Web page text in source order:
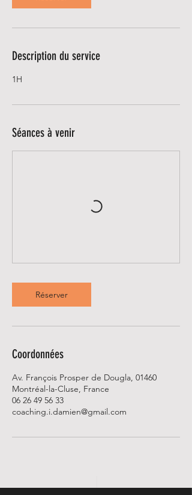
Description du service
1H
Séances à venir
Réserver
Coordonnées
Av. François Prosper de Dougla, 01460
Montréal-la-Cluse, France
06 26 49 56 33
coaching.i.damien@gmail.com